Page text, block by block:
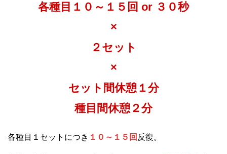
各種目１０～１５回 or ３０秒
×
２セット
×
セット間休憩１分
種目間休憩２分
各種目１セットにつき １０～１５回 反復。